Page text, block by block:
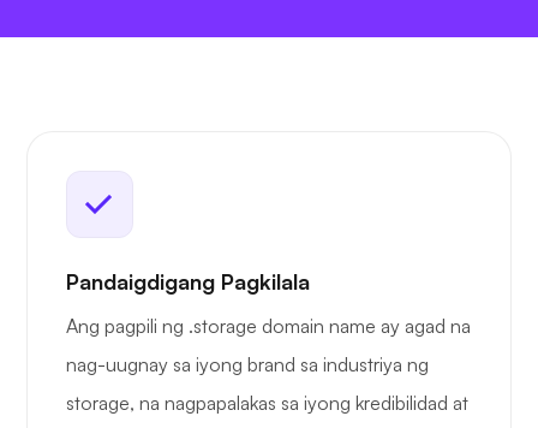
Pandaigdigang Pagkilala
Ang pagpili ng .storage domain name ay agad na
nag-uugnay sa iyong brand sa industriya ng
storage, na nagpapalakas sa iyong kredibilidad at